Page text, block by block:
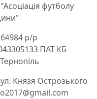
футболу
р/р
ПАТ КБ
Князя Острозького